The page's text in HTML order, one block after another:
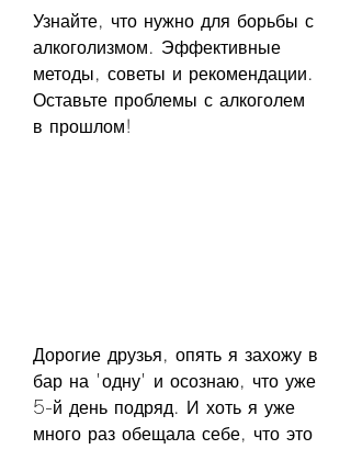
Узнайте, что нужно для борьбы с
алкоголизмом. Эффективные
методы, советы и рекомендации.
Оставьте проблемы с алкоголем
в прошлом!
Дорогие друзья, опять я захожу в
бар на 'одну' и осознаю, что уже
5-й день подряд. И хоть я уже
много раз обещала себе, что это